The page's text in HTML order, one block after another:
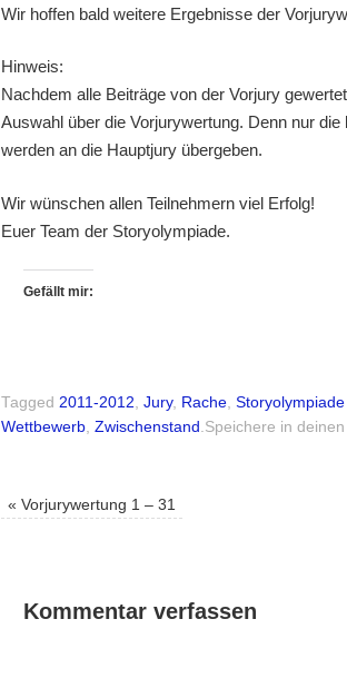
Wir hoffen bald weitere Ergebnisse der
Hinweis:
Nachdem alle Beiträge von der Vorjury
Auswahl über die Vorjurywertung. Denn nur
werden an die Hauptjury übergeben.
Wir wünschen allen Teilnehmern viel Erfolg!
Euer Team der Storyolympiade.
Gefällt mir:
Tagged 2011-2012, Jury, Rache,
Wettbewerb, Zwischenstand .Speichere in
« Vorjurywertung 1 – 31
Kommentar verfassen